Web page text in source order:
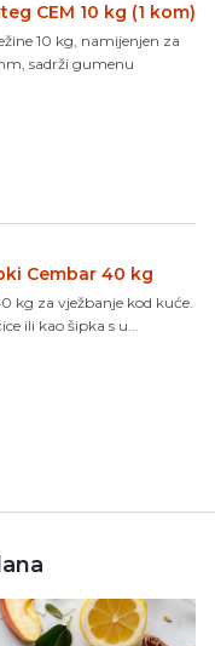
CEM 10 kg (1 kom)
10 kg, namijenjen za
sadrži gumenu
Cembar 40 kg
kg za vježbanje kod kuće.
ili kao šipka s u...